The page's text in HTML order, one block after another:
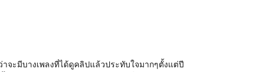
จะมีบางเพลงที่ได้ดูคลิปแล้วประทับใจมากๆตั้งแต่ปี